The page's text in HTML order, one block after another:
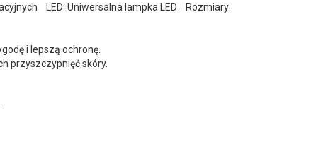
LED: Uniwersalna lampka LED Rozmiary:
i lepszą ochronę.
przyszczypnięć skóry.